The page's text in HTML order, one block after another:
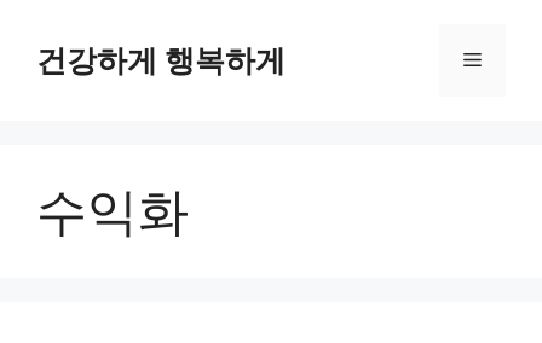
건강하게 행복하게 메
수익화